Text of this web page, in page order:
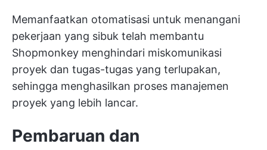
Memanfaatkan otomatisasi untuk menangani
pekerjaan yang sibuk telah membantu
Shopmonkey menghindari miskomunikasi
proyek dan tugas-tugas yang terlupakan,
sehingga menghasilkan proses manajemen
proyek yang lebih lancar.
Pembaruan dan